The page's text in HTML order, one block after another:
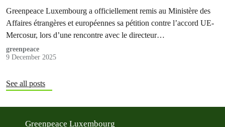
Greenpeace Luxembourg a officiellement remis au Ministère des
Affaires étrangères et européennes sa pétition contre l’accord UE-
Mercosur, lors d’une rencontre avec le directeur…
greenpeace
9 December 2025
See all posts
Greenpeace Luxembourg